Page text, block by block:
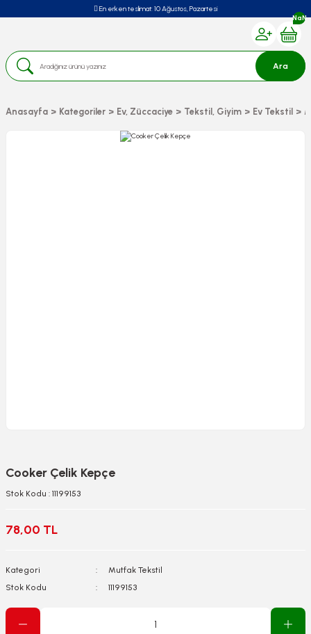
En erken teslimat: 10 Ağustos, Pazartesi
Ara
NaN
Anasayfa Kategoriler Ev, Züccaciye Tekstil, Giyim Ev Tekstil
Cooker Çelik Kepçe
Stok Kodu : 11199153
78,00 TL
Kategori
Mutfak Tekstil
Stok Kodu
11199153